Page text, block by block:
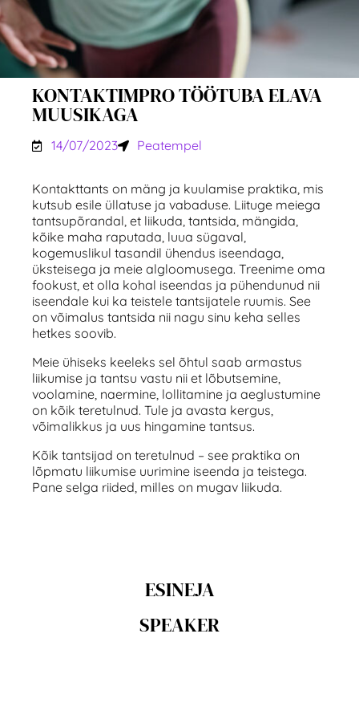
KONTAKTIMPRO TÖÖTUBA ELAVA
MUUSIKAGA
14/07/2023 Peatempel
Kontakttants on mäng ja kuulamise praktika, mis
kutsub esile üllatuse ja vabaduse. Liituge meiega
tantsupõrandal, et liikuda, tantsida, mängida,
kõike maha raputada, luua sügaval,
kogemuslikul tasandil ühendus iseendaga,
üksteisega ja meie algloomusega. Treenime oma
fookust, et olla kohal iseendas ja pühendunud nii
iseendale kui ka teistele tantsijatele ruumis. See
on võimalus tantsida nii nagu sinu keha selles
hetkes soovib.
Meie ühiseks keeleks sel õhtul saab armastus
liikumise ja tantsu vastu nii et lõbutsemine,
voolamine, naermine, lollitamine ja aeglustumine
on kõik teretulnud. Tule ja avasta kergus,
võimalikkus ja uus hingamine tantsus.
Kõik tantsijad on teretulnud – see praktika on
lõpmatu liikumise uurimine iseenda ja teistega.
Pane selga riided, milles on mugav liikuda.
ESINEJA
SPEAKER